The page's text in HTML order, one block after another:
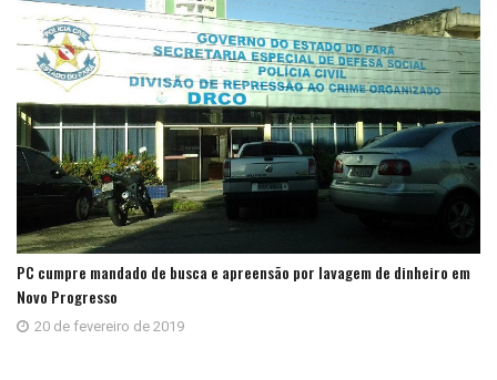
PC cumpre mandado de busca e apreensão por lavagem de dinheiro em
Novo Progresso
20 de fevereiro de 2019